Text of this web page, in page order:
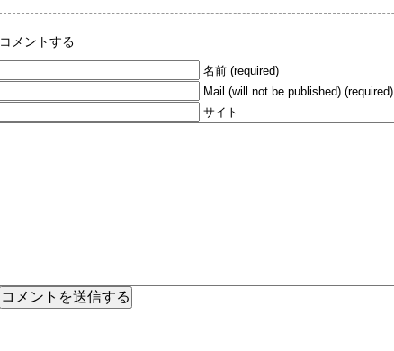
コメントする
名前 (required)
Mail (will not be published) (required)
サイト